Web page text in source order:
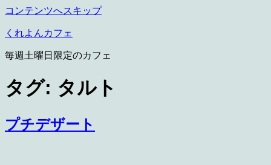
コンテンツへスキップ
くれよんカフェ
毎週土曜日限定のカフェ
タグ: タルト
プチデザート